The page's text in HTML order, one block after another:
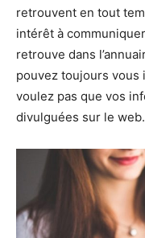
retrouvent en tout
intérêt à
retrouve dans
pouvez toujours
voulez pas que vos
divulguées sur le web.